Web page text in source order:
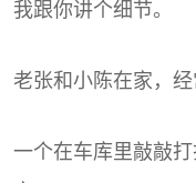
我跟你讲个细节。
老张和小陈在家，经
一个在车库里敲敲